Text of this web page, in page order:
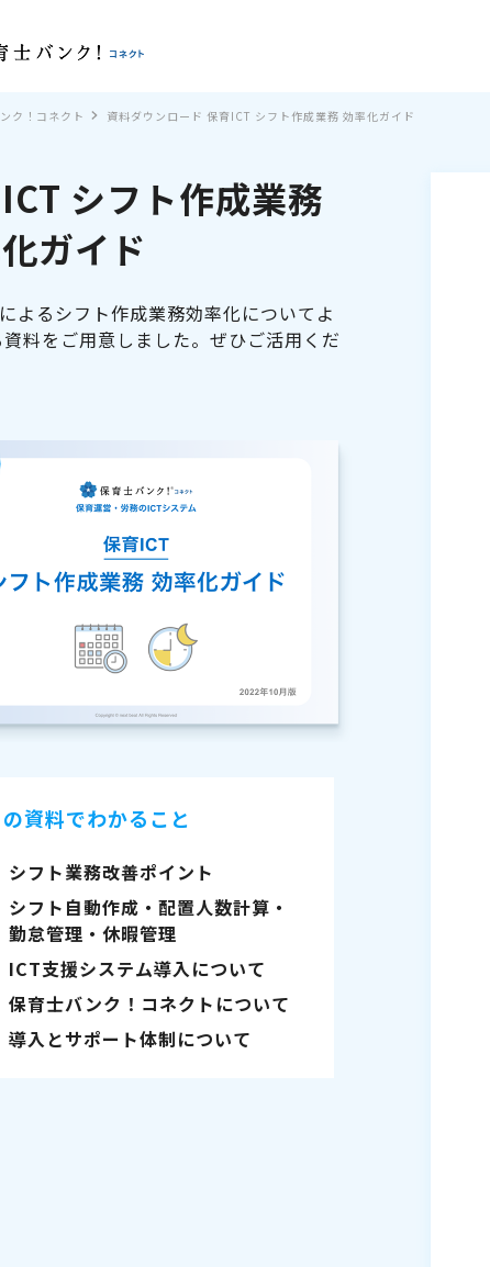
ク！コネクト 資料ダウンロード 保育ICT シフト作成業務 効率化ガイド
シフト作成業務
ガイド
よるシフト作成業務効率化についてよ
資料をご用意しました。ぜひご活用くだ
資料でわかること
シフト業務改善ポイント
シフト自動作成・配置人数計算・
勤怠管理・休暇管理
ICT支援システム導入について
保育士バンク！コネクトについて
導入とサポート体制について